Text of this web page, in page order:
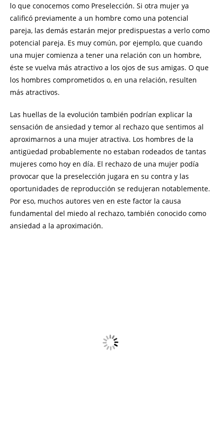
lo que conocemos como Preselección. Si otra mujer ya
calificó previamente a un hombre como una potencial
pareja, las demás estarán mejor predispuestas a verlo como
potencial pareja. Es muy común, por ejemplo, que cuando
una mujer comienza a tener una relación con un hombre,
éste se vuelva más atractivo a los ojos de sus amigas. O que
los hombres comprometidos o, en una relación, resulten
más atractivos.
Las huellas de la evolución también podrían explicar la
sensación de ansiedad y temor al rechazo que sentimos al
aproximarnos a una mujer atractiva. Los hombres de la
antigüedad probablemente no estaban rodeados de tantas
mujeres como hoy en día. El rechazo de una mujer podía
provocar que la preselección jugara en su contra y las
oportunidades de reproducción se redujeran notablemente.
Por eso, muchos autores ven en este factor la causa
fundamental del miedo al rechazo, también conocido como
ansiedad a la aproximación.